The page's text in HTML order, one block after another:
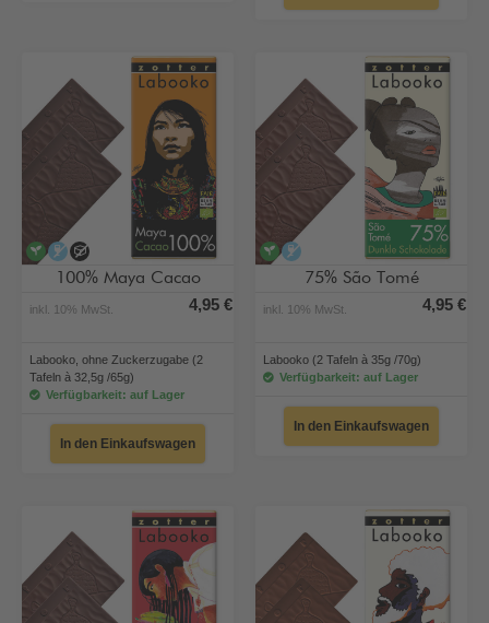
veganalkoholfrei
ohne Zuckerzugabe
100% Maya Cacao
inkl. 10% MwSt. 4,95 €
Labooko, ohne Zuckerzugabe (2
Tafeln à 32,5g /65g)
Verfügbarkeit: auf Lager
In den Einkaufswagen
veganalkoholfrei
75% São Tomé
inkl. 10% MwSt. 4,95 €
Labooko (2 Tafeln à 35g /70g)
Verfügbarkeit: auf Lager
In den Einkaufswagen